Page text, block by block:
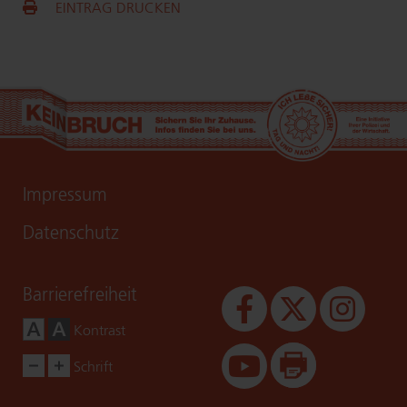
EINTRAG DRUCKEN
Impressum
Datenschutz
Bar­rie­re­frei­heit
Kontrast
Schrift